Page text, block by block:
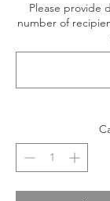
Please provide
number of